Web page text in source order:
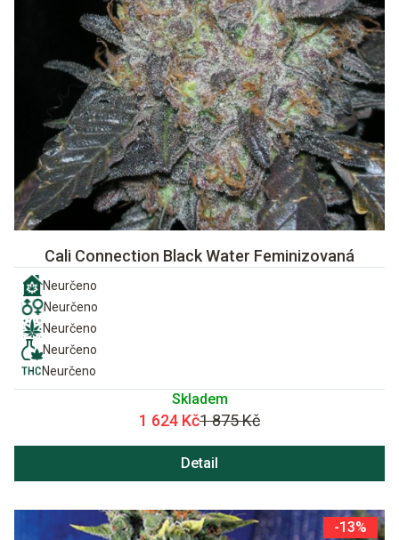
Cali Connection Black Water Feminizovaná
Neurčeno
Neurčeno
Neurčeno
Neurčeno
Neurčeno
Skladem
1 624 Kč1 875 Kč
Detail
-13%